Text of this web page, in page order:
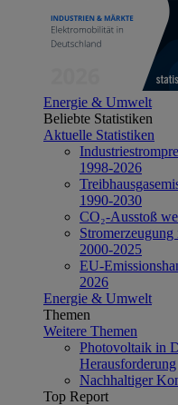
Energie & Umwelt
Beliebte Statistiken
Aktuelle Statistiken
1998-2026
1990-2030
CO₂-Ausstoß
2000-2025
EU-
2026
Energie & Umwelt
Themen
Weitere Themen
Photovoltaik in
Herausforderung
Nachhaltiger
Top Report